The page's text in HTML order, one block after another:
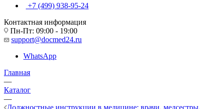
+7 (499) 938-95-24
Контактная информация
Пн-Пт: 09:00 - 19:00
support@docmed24.ru
WhatsApp
Главная
—
Каталог
—
Должностные инструкции в медицине: врачи, медсестры,